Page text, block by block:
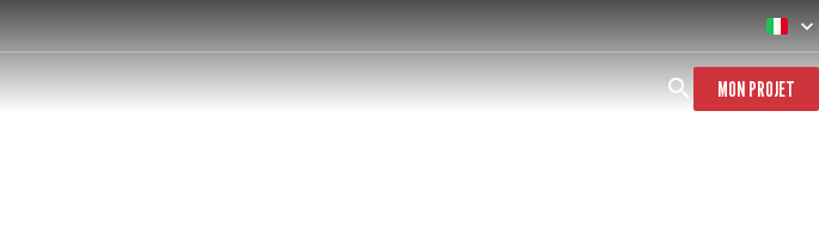
MON PROJET